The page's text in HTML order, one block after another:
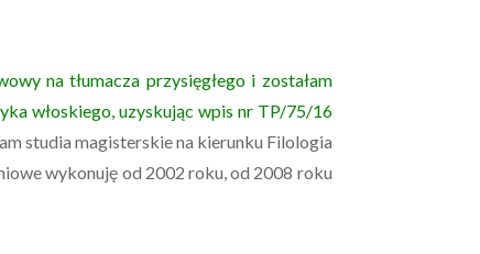
na tłumacza przysięgłego i zostałam
włoskiego, uzyskując wpis nr TP/75/16
studia magisterskie na kierunku Filologia
wykonuję od 2002 roku, od 2008 roku